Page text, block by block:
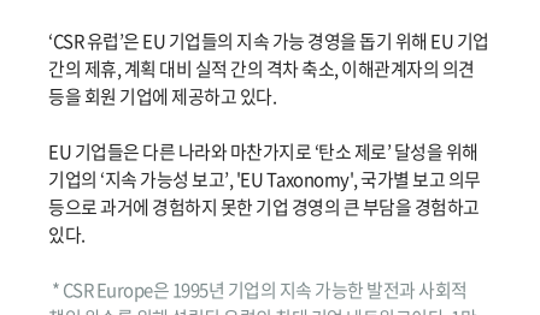
‘CSR 유럽’은 EU 기업들의 지속 가능 경영을 돕기 위해 EU 기업
간의 제휴, 계획 대비 실적 간의 격차 축소, 이해관계자의 의견
등을 회원 기업에 제공하고 있다.
EU 기업들은 다른 나라와 마찬가지로 ‘탄소 제로’ 달성을 위해
기업의 ‘지속 가능성 보고’, 'EU Taxonomy', 국가별 보고 의무
등으로 과거에 경험하지 못한 기업 경영의 큰 부담을 경험하고
있다.
* CSR Europe은 1995년 기업의 지속 가능한 발전과 사회적